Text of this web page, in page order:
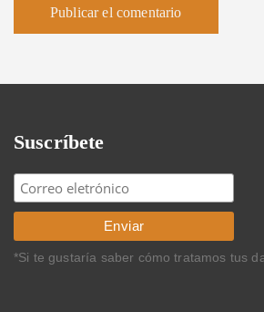
Suscríbete
*Si te gustaría saber cómo tratamos tus